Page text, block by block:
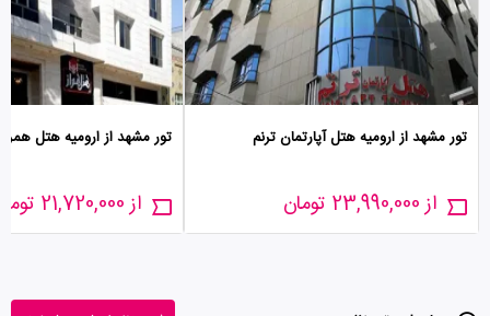
تور مشهد از ارومیه هتل آپارتمان ترنم
از 23,990,000 تومان
تور مشهد از ارومیه هتل همراز
از 21,720,000 تومان